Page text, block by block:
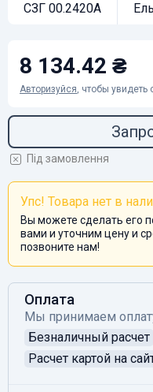
СЗГ 00.2420А
8 134.42 ₴
Авторизуйся, чтобы увидеть
Під замовлення
Упс! Товара нет в
Вы можете сделать его
вами и уточним цену и
позвоните нам!
Оплата
Мы принимаем
Безналичный расчет
Расчет картой на